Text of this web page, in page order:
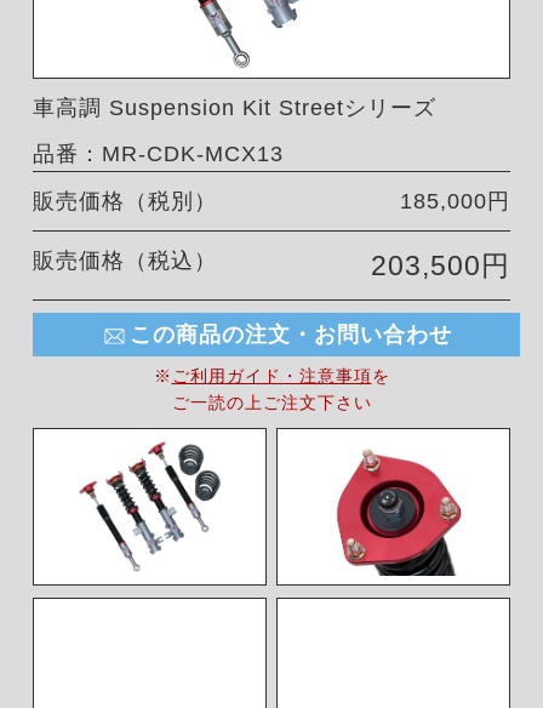
車高調 Suspension Kit Streetシリーズ
品番：MR-CDK-MCX13
販売価格（税別）
185,000円
販売価格（税込） 203,500円
この商品の注文・お問い合わせ
※ ご利用ガイド・注意事項を
ご一読の上ご注文下さい